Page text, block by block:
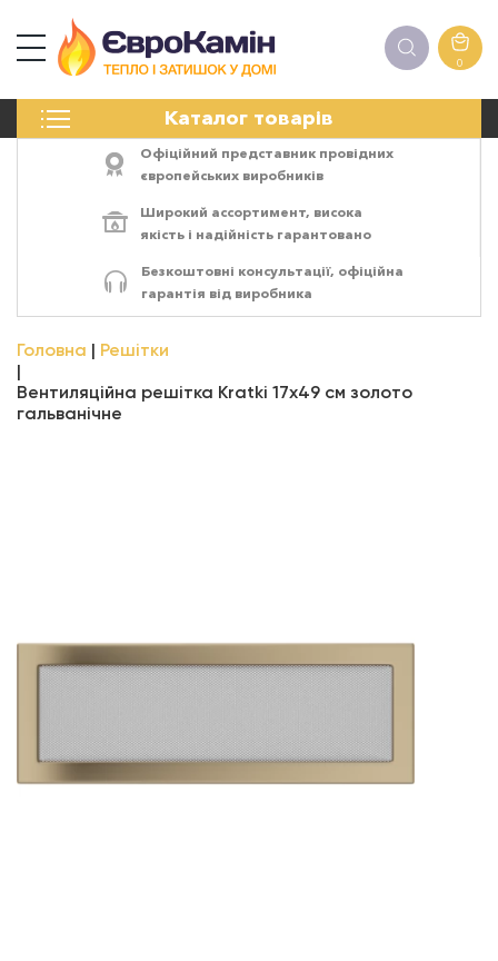
0
Каталог товарів
ПЕЧІ
ЕЛЕКТРОКАМІНИ
АКСЕСУАРИ
Офіційний представник провідних
європейських виробників
Широкий ассортимент, висока
якість і надійність гарантовано
Безкоштовні консультації, офіційна
гарантія від виробника
Головна Решітки
Вентиляційна решітка Kratki 17x49 см золото
гальванічне